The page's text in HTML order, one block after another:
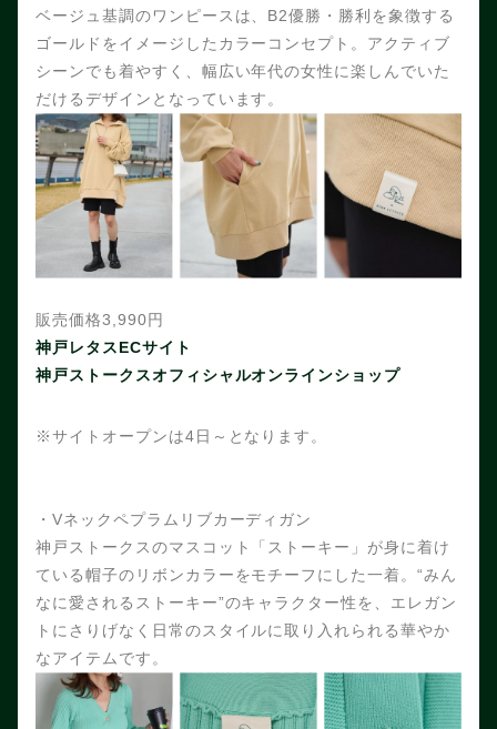
ベージュ基調のワンピースは、B2優勝・勝利を象徴する
ゴールドをイメージしたカラーコンセプト。アクティブ
シーンでも着やすく、幅広い年代の女性に楽しんでいた
だけるデザインとなっています。
販売価格3,990円
神戸レタスECサイト
神戸ストークスオフィシャルオンラインショップ
※サイトオープンは4日～となります。
・Vネックペプラムリブカーディガン
神戸ストークスのマスコット「ストーキー」が身に着け
ている帽子のリボンカラーをモチーフにした一着。“みん
なに愛されるストーキー”のキャラクター性を、エレガン
トにさりげなく日常のスタイルに取り入れられる華やか
なアイテムです。